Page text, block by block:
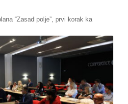
“Zasad polje”, prvi korak ka